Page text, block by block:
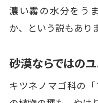
濃い霧の水分をう
か、という説もあり
砂漠ならではの
キツネノマゴ科の